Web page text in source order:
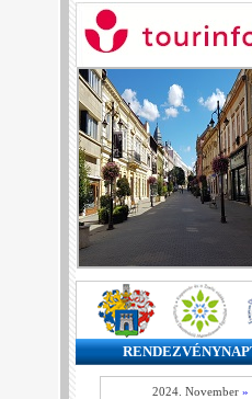
2024. November »